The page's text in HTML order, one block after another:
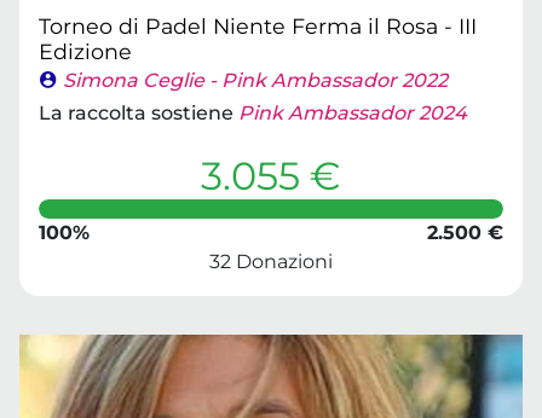
Torneo di Padel Niente Ferma il Rosa - III
Edizione
Simona Ceglie - Pink Ambassador 2022
La raccolta sostiene Pink Ambassador 2024
3.055 €
100%
2.500 €
32 Donazioni